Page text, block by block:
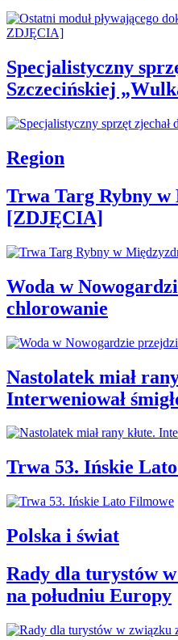
Specjalistyczny
Szczecińskiej
Region
Trwa Targ Rybny
[ZDJĘCIA]
Woda w
chlorowanie
Nastolatek miał
Interweniował
Trwa 53. Ińskie
Polska i świat
Rady dla turystów
na południu Europy